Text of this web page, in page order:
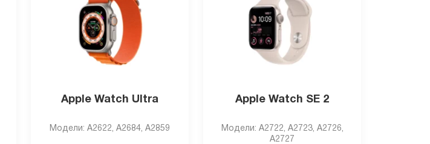
Apple Watch Ultra
Модели: A2622, A2684, A2859
Apple Watch SE 2
Модели: A2722, A2723, A2726,
A2727